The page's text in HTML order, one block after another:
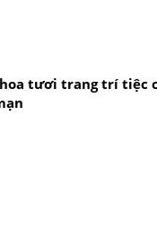
tươi trang trí tiệc